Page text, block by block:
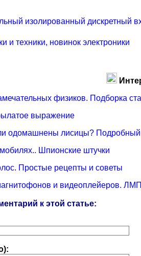
изолированный дискретный
и техники, новинок электроники
физиков. Подборка
выражение
одомашнены лисицы? Подробный
Шпионские штучки
Простые рецепты и советы
и видеоплейеров.
к этой статье: